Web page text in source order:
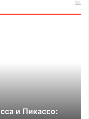
и Пикассо: